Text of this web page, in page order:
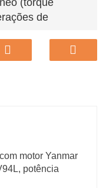
(torque
de
com ISO
design vertical
via painel
motor Yanmar
potência